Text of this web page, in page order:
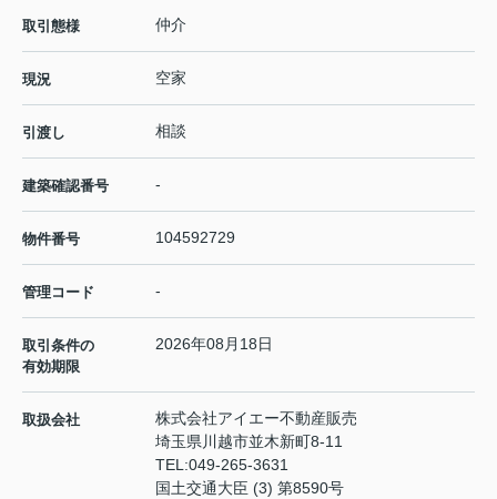
取引態様 仲介
現況 空家
引渡し 相談
建築確認番号 -
物件番号 104592729
管理コード -
取引条件の
有効期限
2026年08月18日
取扱会社
株式会社アイエー不動産販売
埼玉県川越市並木新町8-11
TEL:049-265-3631
国土交通大臣 (3) 第8590号